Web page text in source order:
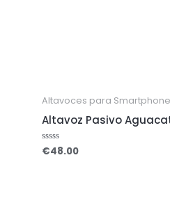
Altavoces para Smartphone
Altavoz Pasivo
Rated
0
€48.00